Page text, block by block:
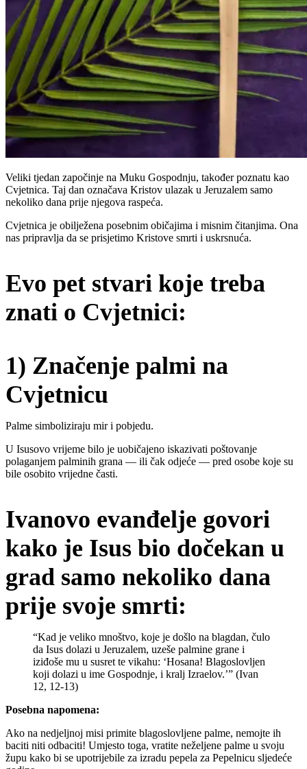
Veliki tjedan započinje na Muku Gospodnju, također poznatu kao
Cvjetnica. Taj dan označava Kristov ulazak u Jeruzalem samo
nekoliko dana prije njegova raspeća.
Cvjetnica je obilježena posebnim običajima i misnim čitanjima. Ona
nas pripravlja da se prisjetimo Kristove smrti i uskrsnuća.
Evo pet stvari koje treba
znati o Cvjetnici:
1) Značenje palmi na
Cvjetnicu
Palme simboliziraju mir i pobjedu.
U Isusovo vrijeme bilo je uobičajeno iskazivati poštovanje
polaganjem palminih grana — ili čak odjeće — pred osobe koje su
bile osobito vrijedne časti.
Ivanovo evanđelje govori
kako je Isus bio dočekan u
grad samo nekoliko dana
prije svoje smrti:
“Kad je veliko mnoštvo, koje je došlo na blagdan, čulo
da Isus dolazi u Jeruzalem, uzeše palmine grane i
iziđoše mu u susret te vikahu: ‘Hosana! Blagoslovljen
koji dolazi u ime Gospodnje, i kralj Izraelov.’” (Ivan
12, 12-13)
Posebna napomena:
Ako na nedjeljnoj misi primite blagoslovljene palme, nemojte ih
baciti niti odbaciti! Umjesto toga, vratite neželjene palme u svoju
župu kako bi se upotrijebile za izradu pepela za Pepelnicu sljedeće